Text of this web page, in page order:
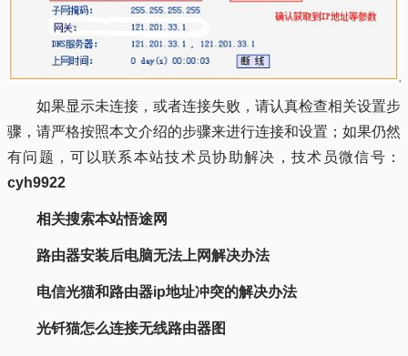
如果显示未连接，或者连接失败，请认真检查相关设置步
骤，请严格按照本文介绍的步骤来进行连接和设置；如果仍然
有问题，可以联系本站技术员协助解决，技术员微信号：
cyh9922
相关搜索本站悟途网
路由器安装后电脑无法上网解决办法
电信光猫和路由器ip地址冲突的解决办法
光钎猫怎么连接无线路由器图